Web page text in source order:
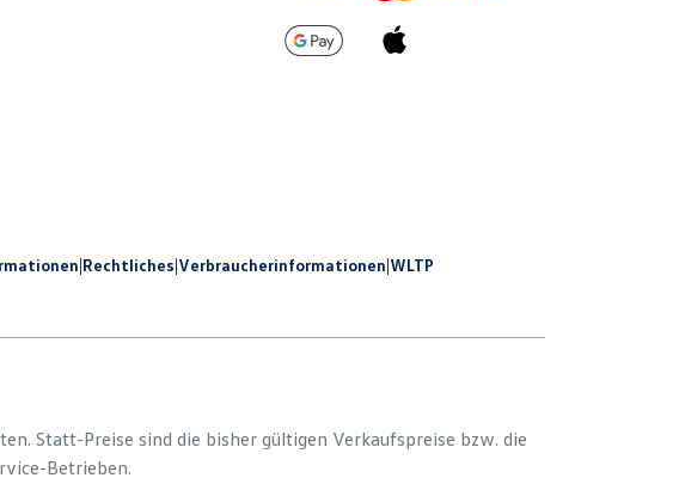
|Rechtliches|Verbraucherinformationen|WLTP
Statt-Preise sind die bisher gültigen Verkaufspreise bzw. die
Betrieben.